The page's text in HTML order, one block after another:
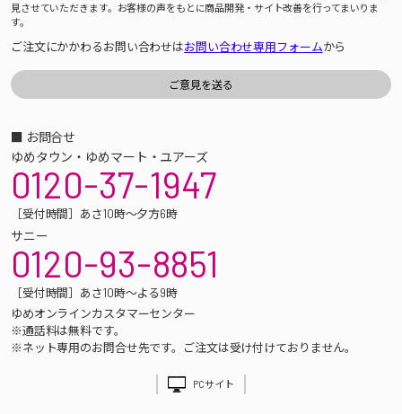
見させていただきます。お客様の声をもとに商品開発・サイト改善を行ってまいりま
す。
ご注文にかかわるお問い合わせはお問い合わせ専用フォームから
■ お問合せ
ゆめタウン・ゆめマート・ユアーズ
0120-37-1947
［受付時間］あさ10時～夕方6時
サニー
0120-93-8851
［受付時間］あさ10時～よる9時
ゆめオンラインカスタマーセンター
※通話料は無料です。
※ネット専用のお問合せ先です。ご注文は受け付けておりません。
PCサイト